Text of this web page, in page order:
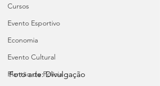
Cursos
Evento Esportivo
Economia
Evento Cultural
Plantão de Polícia
Foto arte: Divulgação